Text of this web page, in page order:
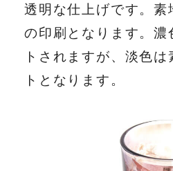
透明な仕上げです。
の印刷となります。
トされますが、淡色
トとなります。